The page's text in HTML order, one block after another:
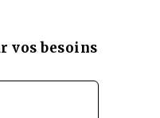
vos besoins